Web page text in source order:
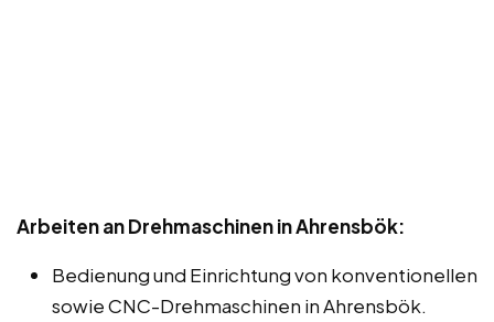
Arbeiten an Drehmaschinen in Ahrensbök:
Bedienung und Einrichtung von konventionellen
sowie CNC-Drehmaschinen in Ahrensbök.